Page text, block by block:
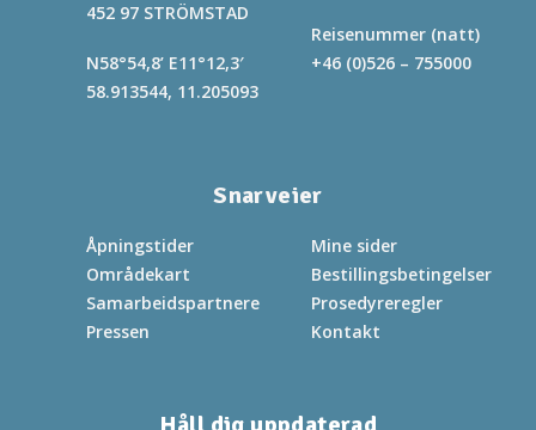
452 97 STRÖMSTAD
N58°54,8’ E11°12,3′
58.913544, 11.205093
Reisenummer (natt)
+46 (0)526 – 755000
Snarveier
Åpningstider
Områdekart
Samarbeidspartnere
Pressen
Mine sider
Bestillingsbetingelser
Prosedyreregler
Kontakt